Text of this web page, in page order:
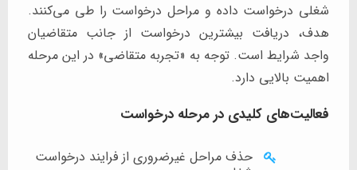
شغلی درخواست داده و مراحل درخواست را طی می‌کنند.
هدف، دریافت بیشترین درخواست از جانب متقاضیان
واجد شرایط است. توجه به «تجربه متقاضی» در این مرحله
اهمیت بالایی دارد.
فعالیت‌های کلیدی در مرحله درخواست
حذف مراحل غیرضروری از فرایند درخواست